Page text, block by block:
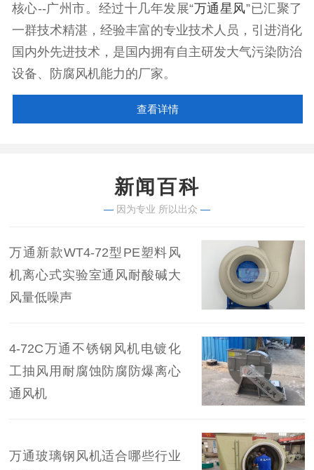
核心--广州市。经过十几年发展“万通星风”已汇聚了
一群技术精湛，经验丰富的专业技术人员，引进消化
国内外先进技术，是国内拥有自主研发大气污染防治
设备、防腐风机能力的厂家。
查看详情
新闻百科
— 因为专业 所以出众 —
万通新款WT4-72型PE塑料风
机离心式实验室通风耐酸碱大
风量低噪声
4-72C万通不锈钢风机电镀化
工抽风用耐腐蚀防腐防爆离心
通风机
万通玻璃钢风机适合哪些行业